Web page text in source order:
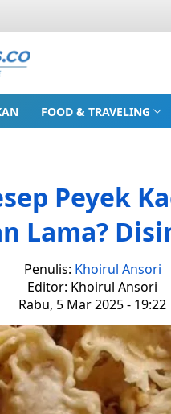
FOOD & TRAVELING
Peyek
Lama?
Penulis: Khoirul Ansori
Editor: Khoirul Ansori
Rabu, 5 Mar 2025 - 19:22